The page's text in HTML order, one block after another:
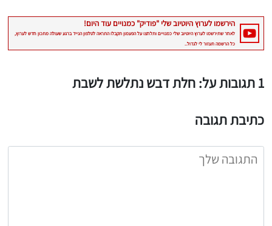
1 תגובות על: חלת דבש נתלשת לשבת
כתיבת תגובה